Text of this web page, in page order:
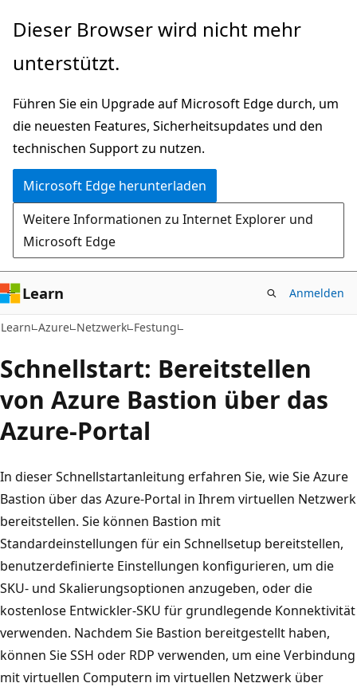
Zu
wechseln
Dieser Browser wird nicht mehr
unterstützt.
Führen Sie ein Upgrade auf Microsoft Edge durch, um
die neuesten Features, Sicherheitsupdates und den
technischen Support zu nutzen.
Microsoft Edge herunterladen
Weitere Informationen zu Internet Explorer und
Microsoft Edge
Learn Anmelden
Learn Azure Netzwerk Festung
Schnellstart: Bereitstellen
von Azure Bastion über das
Azure-Portal
In dieser Schnellstartanleitung erfahren Sie, wie Sie Azure
Bastion über das Azure-Portal in Ihrem virtuellen Netzwerk
bereitstellen. Sie können Bastion mit
Standardeinstellungen für ein Schnellsetup bereitstellen,
benutzerdefinierte Einstellungen konfigurieren, um die
SKU- und Skalierungsoptionen anzugeben, oder die
kostenlose Entwickler-SKU für grundlegende Konnektivität
verwenden. Nachdem Sie Bastion bereitgestellt haben,
können Sie SSH oder RDP verwenden, um eine Verbindung
mit virtuellen Computern im virtuellen Netzwerk über